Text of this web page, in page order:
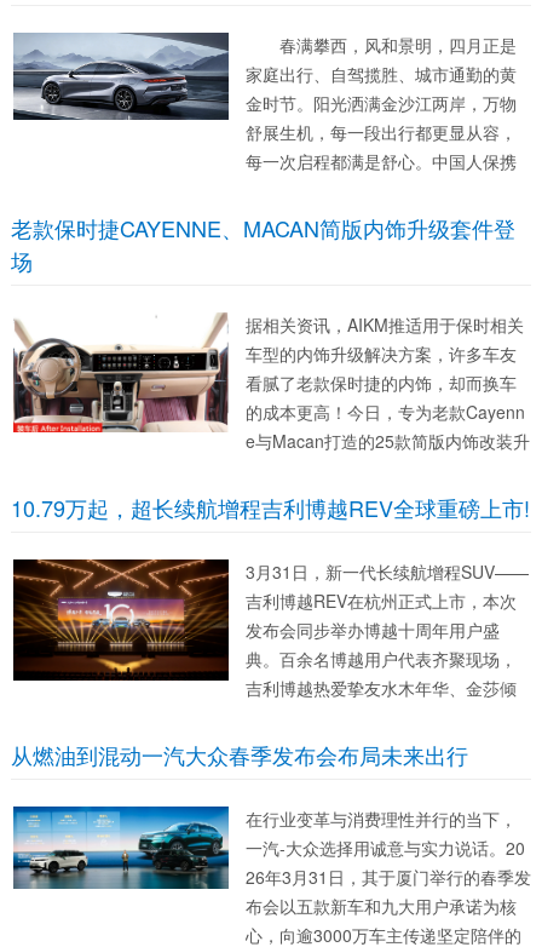
春满攀西，风和景明，四月正是
家庭出行、自驾揽胜、城市通勤的黄
金时节。阳光洒满金沙江两岸，万物
舒展生机，每一段出行都更显从容，
每一次启程都满是舒心。中国人保携
于2026年4月25日9:00-17:00，在四
川省攀枝花市仁和区橄榄坪园区汉风
老款保时捷CAYENNE、MACAN简版内饰升级套件登
场
据相关资讯，AIKM推适用于保时相关
车型的内饰升级解决方案，许多车友
看腻了老款保时捷的内饰，却而换车
的成本更高！今日，专为老款Cayenn
e与Macan打造的25款简版内饰改装升
格、简约精致的风格，为保时捷车友
们带来座舱焕新的轻奢新体验。...
10.79万起，超长续航增程吉利博越REV全球重磅上市!
3月31日，新一代长续航增程SUV——
吉利博越REV在杭州正式上市，本次
发布会同步举办博越十周年用户盛
典。百余名博越用户代表齐聚现场，
吉利博越热爱挚友水木年华、金莎倾
UV长续航增程平权时代的重磅车型全
球首发。 作为吉利博越十周年重磅力
从燃油到混动一汽大众春季发布会布局未来出行
在行业变革与消费理性并行的当下，
一汽-大众选择用诚意与实力说话。20
26年3月31日，其于厦门举行的春季发
布会以五款新车和九大用户承诺为核
心，向逾3000万车主传递坚定陪伴的